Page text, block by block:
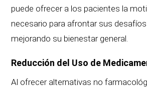
puede ofrecer a los pacientes la
necesario para afrontar sus desafíos
mejorando su bienestar general.
Reducción del Uso de
Al ofrecer alternativas no